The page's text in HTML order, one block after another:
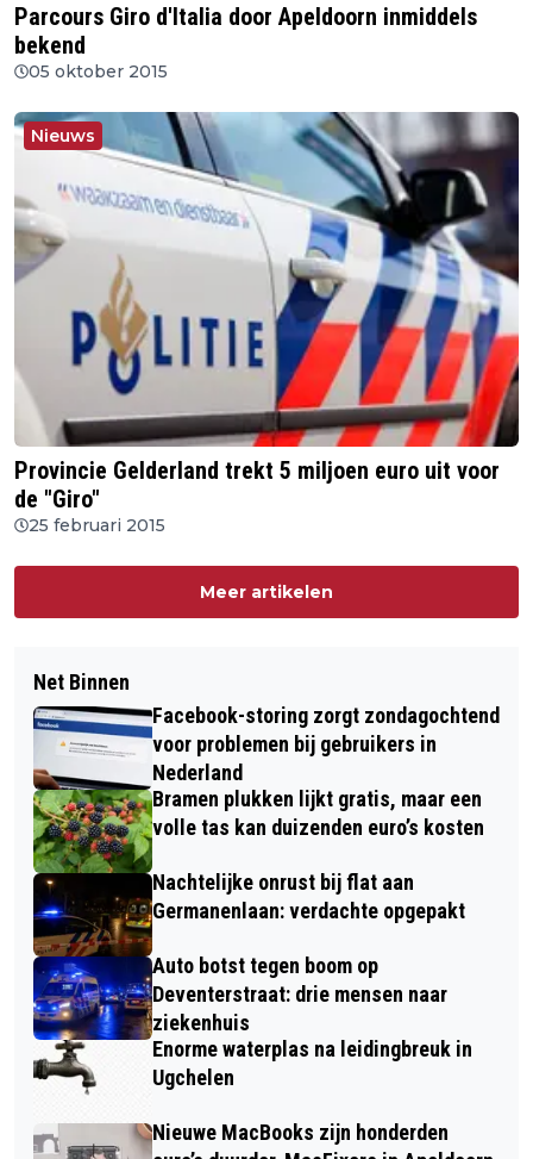
Parcours Giro d'Italia door Apeldoorn inmiddels
bekend
05 oktober 2015
Nieuws
Provincie Gelderland trekt 5 miljoen euro uit voor
de "Giro"
25 februari 2015
Meer artikelen
Net Binnen
Facebook-storing zorgt zondagochtend
voor problemen bij gebruikers in
Nederland
Bramen plukken lijkt gratis, maar een
volle tas kan duizenden euro’s kosten
Nachtelijke onrust bij flat aan
Germanenlaan: verdachte opgepakt
Auto botst tegen boom op
Deventerstraat: drie mensen naar
ziekenhuis
Enorme waterplas na leidingbreuk in
Ugchelen
Nieuwe MacBooks zijn honderden